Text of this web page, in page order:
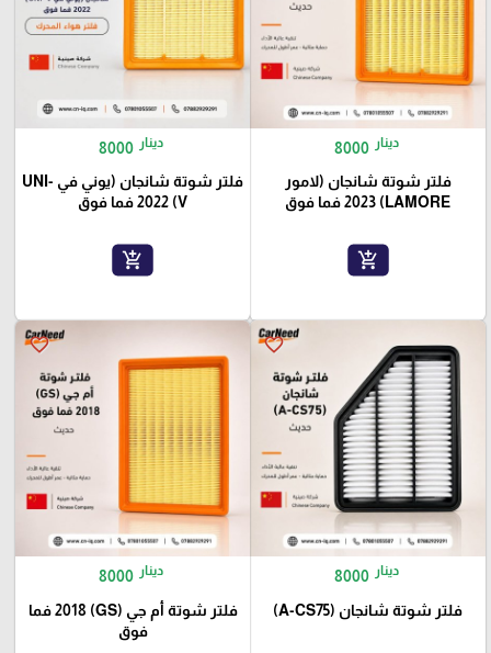
8000 دينار
فلتر شوتة شانجان (لامور
LAMORE) 2023 فما فوق
add_shopping_cart
8000 دينار
فلتر شوتة شانجان (يوني في UNI-
V) 2022 فما فوق
add_shopping_cart
favorite_border
8000 دينار
فلتر شوتة شانجان (A-CS75)
favorite_border
8000 دينار
فلتر شوتة أم جي (GS) 2018 فما
فوق